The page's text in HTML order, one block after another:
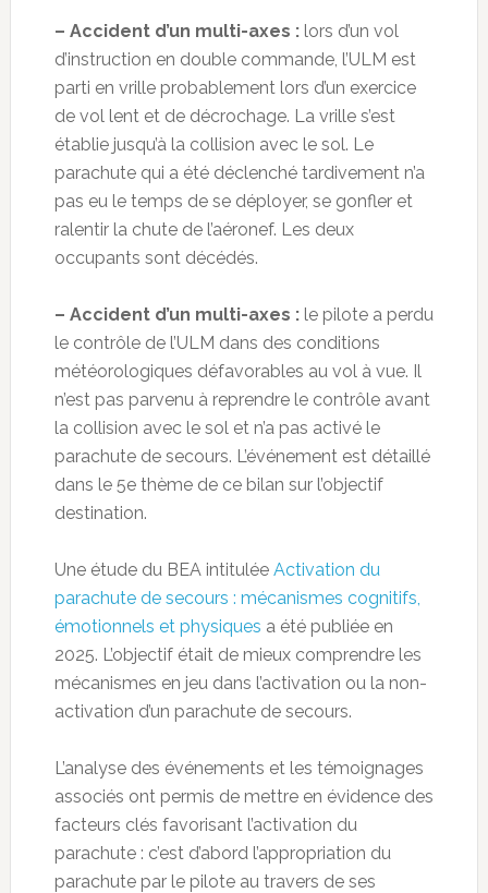
– Accident d’un multi-axes :lors d’un vol
d’instruction en double commande, l’ULM est
parti en vrille probablement lors d’un exercice
de vol lent et de décrochage. La vrille s’est
établie jusqu’à la collision avec le sol. Le
parachute qui a été déclenché tardivement n’a
pas eu le temps de se déployer, se gonfler et
ralentir la chute de l’aéronef. Les deux
occupants sont décédés.
– Accident d’un multi-axes :le pilote a perdu
le contrôle de l’ULM dans des conditions
météorologiques défavorables au vol à vue. Il
n’est pas parvenu à reprendre le contrôle avant
la collision avec le sol et n’a pas activé le
parachute de secours. L’événement est détaillé
dans le 5e thème de ce bilan sur l’objectif
destination.
Une étude du BEA intitulée Activation du
parachute de secours : mécanismes cognitifs,
émotionnels et physiques a été publiée en
2025. L’objectif était de mieux comprendre les
mécanismes en jeu dans l’activation ou la non-
activation d’un parachute de secours.
L’analyse des événements et les témoignages
associés ont permis de mettre en évidence des
facteurs clés favorisant l’activation du
parachute : c’est d’abord l’appropriation du
parachute par le pilote au travers de ses